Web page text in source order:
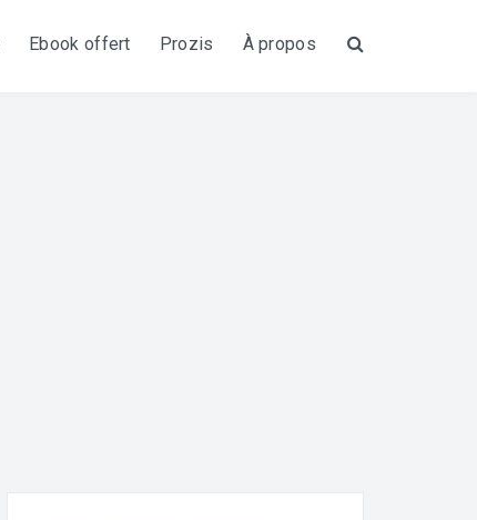
Ebook offert Prozis À propos